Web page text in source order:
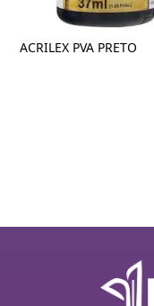
ACRILEX PVA PRETO